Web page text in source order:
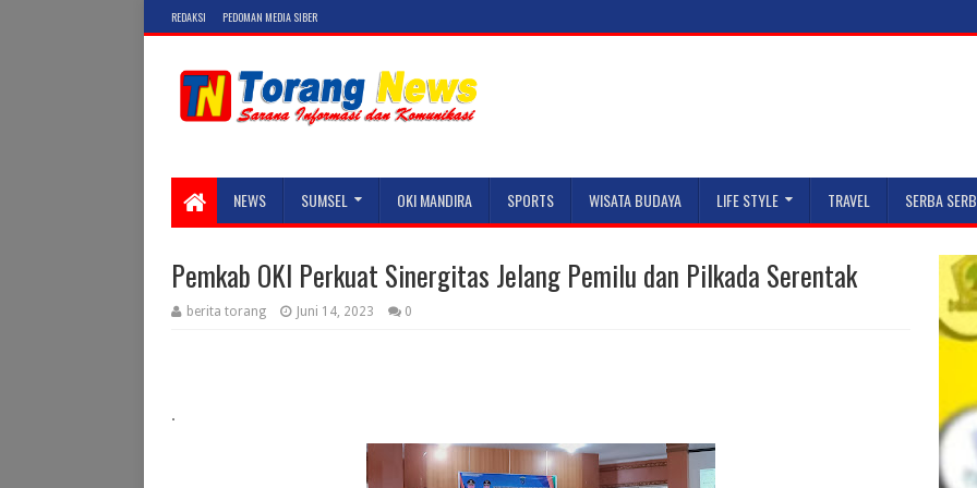
REDAKSI PEDOMAN MEDIA SIBER
NEWS SUMSEL OKI MANDIRA SPORTS WISATA BUDAYA LIFE STYLE TRAVEL SERBA
Pemkab OKI Perkuat Sinergitas Jelang Pemilu dan Pilkada Serentak
berita torang Juni 14, 2023 0
.